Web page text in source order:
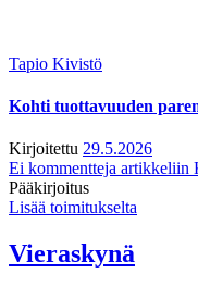
Tapio Kivistö
Kohti tuottavuuden
Kirjoitettu 29.5.2026
Ei kommentteja artikkeliin
Pääkirjoitus
Lisää toimitukselta
Vieraskynä